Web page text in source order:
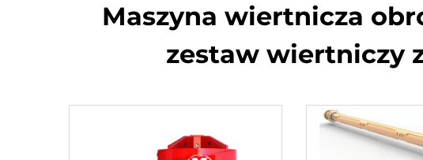
Maszyna wiertnicza
zestaw wiertniczy